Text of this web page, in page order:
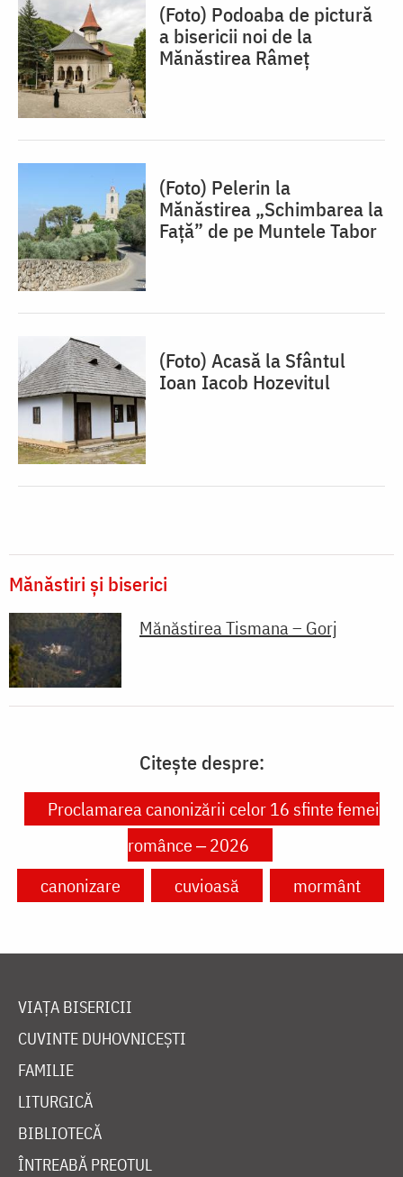
(Foto) Podoaba de pictură
a bisericii noi de la
Mănăstirea Râmeț
(Foto) Pelerin la
Mănăstirea „Schimbarea la
Față” de pe Muntele Tabor
(Foto) Acasă la Sfântul
Ioan Iacob Hozevitul
Mănăstiri și biserici
Mănăstirea Tismana – Gorj
Citește despre:
Proclamarea canonizării celor 16 sfinte femei
românce ‒ 2026
canonizare
cuvioasă mormânt
VIAȚA BISERICII
CUVINTE DUHOVNICEȘTI
FAMILIE
LITURGICĂ
BIBLIOTECĂ
ÎNTREABĂ PREOTUL